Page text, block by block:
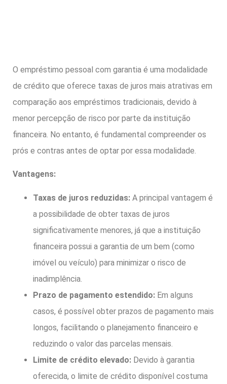
O empréstimo pessoal com garantia é uma modalidade
de crédito que oferece taxas de juros mais atrativas em
comparação aos empréstimos tradicionais, devido à
menor percepção de risco por parte da instituição
financeira. No entanto, é fundamental compreender os
prós e contras antes de optar por essa modalidade.
Vantagens:
Taxas de juros reduzidas: A principal vantagem é
a possibilidade de obter taxas de juros
significativamente menores, já que a instituição
financeira possui a garantia de um bem (como
imóvel ou veículo) para minimizar o risco de
inadimplência.
Prazo de pagamento estendido: Em alguns
casos, é possível obter prazos de pagamento mais
longos, facilitando o planejamento financeiro e
reduzindo o valor das parcelas mensais.
Limite de crédito elevado: Devido à garantia
oferecida, o limite de crédito disponível costuma